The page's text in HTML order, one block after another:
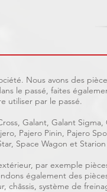
Nous avons des
le passé, faites
utiliser par le passé.
Galant, Galant Sigma,
Pajero Pinin, Pajero
Space Wagon et Starion
par exemple
également des
châssis, système de